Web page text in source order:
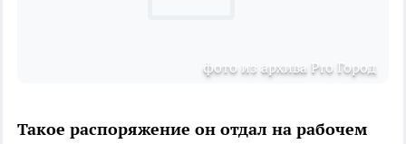
фото из архива Pro Город
Такое распоряжение он отдал на рабочем